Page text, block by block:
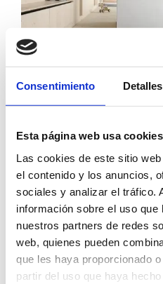
Consentimiento Detalles
Esta página web usa cookies
Las cookies de este sitio
el contenido y los anuncios,
sociales y analizar el tráfico.
información sobre el uso que
nuestros partners de redes
web, quienes pueden
que les haya proporcionado
partir del uso que haya
Detalle de corredor
madera de abeto.